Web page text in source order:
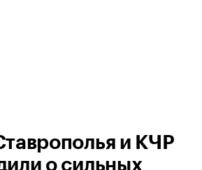
и КЧР
о сильных